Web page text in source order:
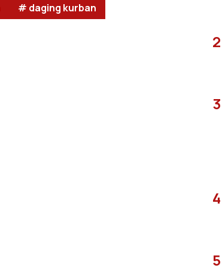
# daging kurban
2
3
4
5